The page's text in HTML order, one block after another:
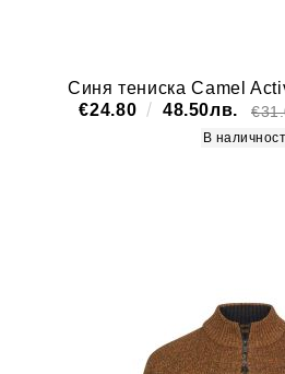
Синя тениска Camel
€24.80
48.50лв.
В наличност